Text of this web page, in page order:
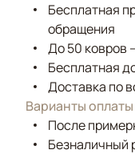
Бесплатная
обращения
До 50 ковров
Бесплатная
Доставка по
Варианты оплаты
После
Безналичный